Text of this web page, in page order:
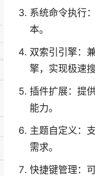
系统命令执行
本。
双索引引擎：
擎，实现极速搜
插件扩展：提
能力。
主题自定义：
需求。
快捷键管理：